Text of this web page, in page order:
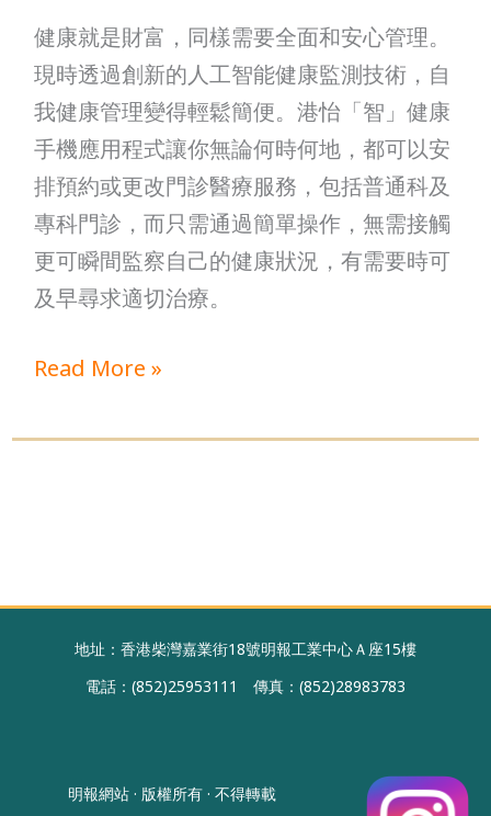
健康就是財富，同樣需要全面和安心管理。
現時透過創新的人工智能健康監測技術，自
我健康管理變得輕鬆簡便。港怡「智」健康
手機應用程式讓你無論何時何地，都可以安
排預約或更改門診醫療服務，包括普通科及
專科門診，而只需通過簡單操作，無需接觸
更可瞬間監察自己的健康狀況，有需要時可
及早尋求適切治療。
況
港
怡
「智」
健
康
APP
功
升
Read More »
地址：香港柴灣嘉業街18號明報工業中心Ａ座15樓
電話：(852)25953111 傳真：(852)28983783
明報網站 · 版權所有 · 不得轉載